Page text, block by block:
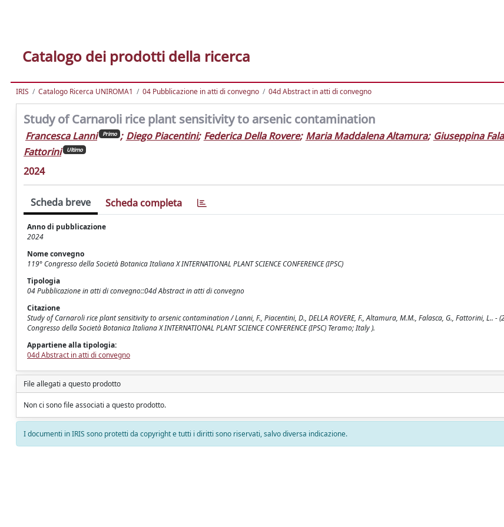
Catalogo dei prodotti della ricerca
IRIS Catalogo Ricerca UNIROMA1 04 Pubblicazione in atti di convegno 04d Abstract in atti di convegno
Study of Carnaroli rice plant sensitivity to arsenic contamination
Francesca Lanni Primo ; Diego Piacentini; Federica Della Rovere; Maria Maddalena Altamura; Giuseppina
Fattorini
Ultimo
2024
Scheda breve Scheda completa
Anno di pubblicazione
2024
Nome convegno
119° Congresso della Società Botanica Italiana X INTERNATIONAL PLANT SCIENCE CONFERENCE (IPSC)
Tipologia
04 Pubblicazione in atti di convegno::04d Abstract in atti di convegno
Citazione
Study of Carnaroli rice plant sensitivity to arsenic contamination / Lanni, F., Piacentini, D., DELLA ROVERE, F., Altamura, M.M., Falasca, G., Fattorini, L.. -
Congresso della Società Botanica Italiana X INTERNATIONAL PLANT SCIENCE CONFERENCE (IPSC) Teramo; Italy ).
Appartiene alla tipologia:
04d Abstract in atti di convegno
File allegati a questo prodotto
Non ci sono file associati a questo prodotto.
I documenti in IRIS sono protetti da copyright e tutti i diritti sono riservati, salvo diversa indicazione.